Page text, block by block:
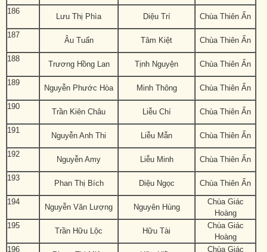
186
Lưu Thị Phìa Diệu Trí Chùa Thiên Ấn
187
Âu Tuấn Tâm Kiệt Chùa Thiên Ấn
188
Trương Hồng Lan Tịnh Nguyện Chùa Thiên Ấn
189
Nguyễn Phước Hòa Minh Thông Chùa Thiên Ấn
190
Trần Kiên Châu Liễu Chí Chùa Thiên Ấn
191
Nguyễn Anh Thi Liễu Mẫn Chùa Thiên Ấn
192
Nguyễn Amy Liễu Minh Chùa Thiên Ấn
193
Phan Thị Bích Diệu Ngọc Chùa Thiên Ấn
194
Nguyễn Văn Lượng Nguyên Hùng
Chùa Giác
Hoàng
195
Trần Hữu Lộc Hữu Tài
Chùa Giác
Hoàng
196
Chùa Giác